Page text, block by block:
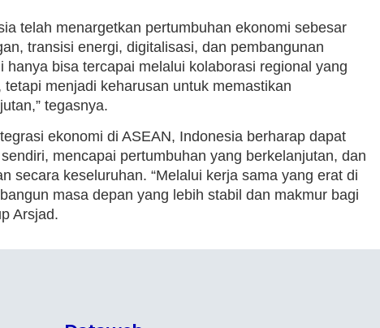
telah menargetkan pertumbuhan ekonomi sebesar
transisi energi, digitalisasi, dan pembangunan
hanya bisa tercapai melalui kolaborasi regional yang
menjadi keharusan untuk memastikan
tegasnya.
ekonomi di ASEAN, Indonesia berharap dapat
mencapai pertumbuhan yang berkelanjutan, dan
secara keseluruhan. “Melalui kerja sama yang erat di
masa depan yang lebih stabil dan makmur bagi
Arsjad.